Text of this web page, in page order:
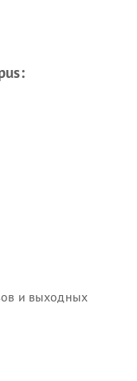
и выходных